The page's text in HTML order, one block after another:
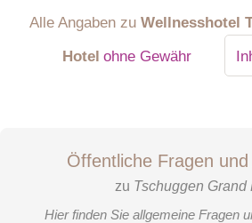
Alle Angaben zu Wellnesshotel
Hotel ohne Gewähr
Öffentliche Fragen
zu Tschuggen Grand
Hier finden Sie allgemeine Fragen